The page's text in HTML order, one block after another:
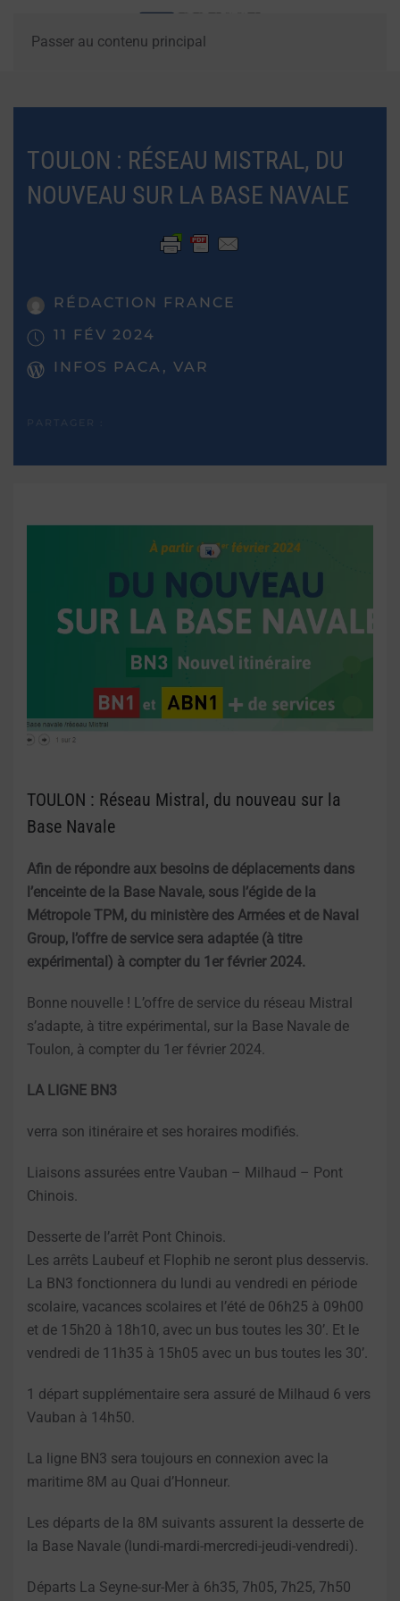
Passer au contenu principal
TOULON : RÉSEAU MISTRAL, DU
NOUVEAU SUR LA BASE NAVALE
RÉDACTION FRANCE
11 FÉV 2024
INFOS PACA, VAR
TOULON : Réseau Mistral, du nouveau sur la
Base Navale
Afin de répondre aux besoins de déplacements dans
l’enceinte de la Base Navale, sous l’égide de la
Métropole TPM, du ministère des Armées et de Naval
Group, l’offre de service sera adaptée (à titre
expérimental) à compter du 1er février 2024.
Bonne nouvelle ! L’offre de service du réseau Mistral
s’adapte, à titre expérimental, sur la Base Navale de
Toulon, à compter du 1er février 2024.
LA LIGNE BN3
verra son itinéraire et ses horaires modifiés.
Liaisons assurées entre Vauban – Milhaud – Pont
Chinois.
Desserte de l’arrêt Pont Chinois.
Les arrêts Laubeuf et Flophib ne seront plus desservis.
La BN3 fonctionnera du lundi au vendredi en période
scolaire, vacances scolaires et l’été de 06h25 à 09h00
et de 15h20 à 18h10, avec un bus toutes les 30’. Et le
vendredi de 11h35 à 15h05 avec un bus toutes les 30’.
1 départ supplémentaire sera assuré de Milhaud 6 vers
Vauban à 14h50.
La ligne BN3 sera toujours en connexion avec la
maritime 8M au Quai d’Honneur.
Les départs de la 8M suivants assurent la desserte de
la Base Navale (lundi-mardi-mercredi-jeudi-vendredi).
Départs La Seyne-sur-Mer à 6h35, 7h05, 7h25, 7h50